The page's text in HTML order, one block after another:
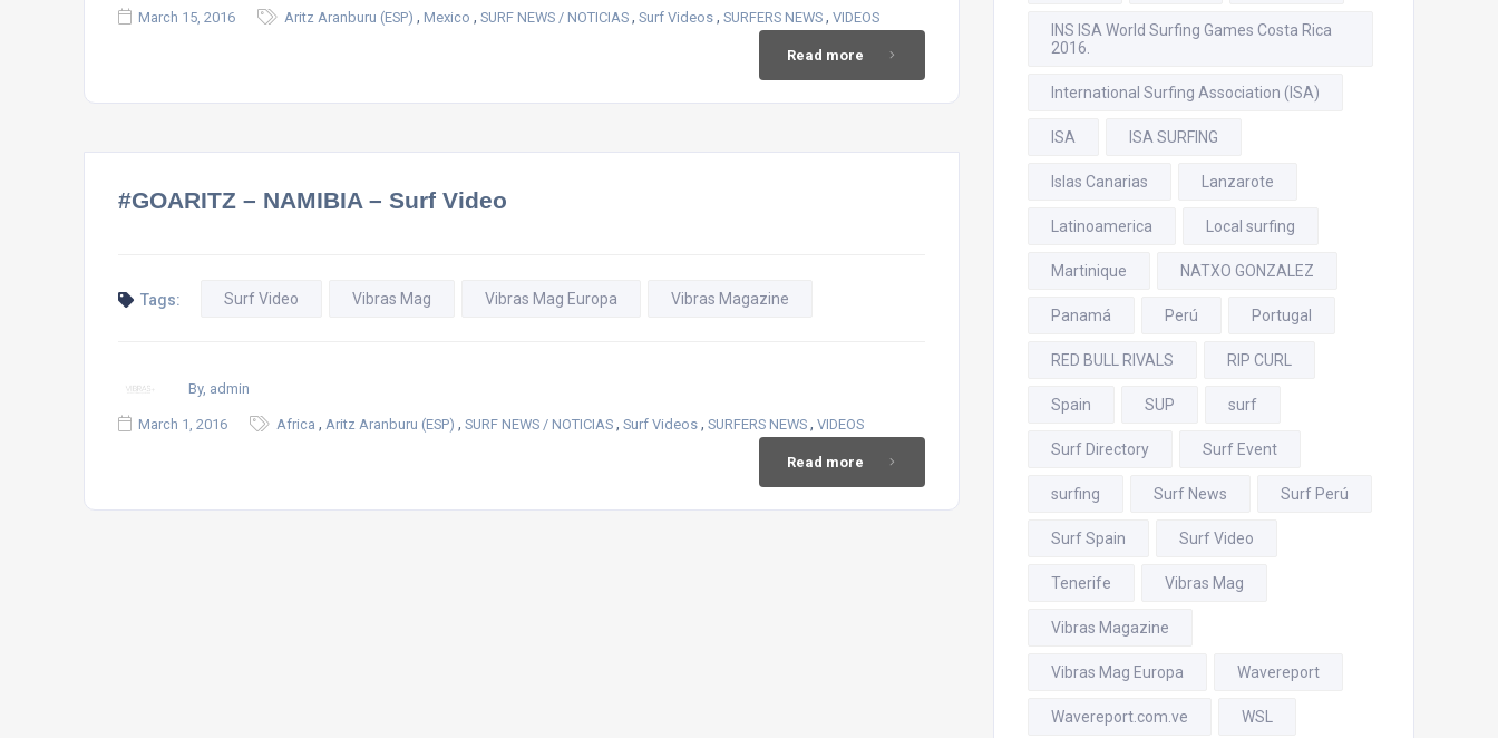
March 15, 2016 Aritz Aranburu (ESP) , Mexico , SURF NEWS / NOTICIAS , Surf Videos , SURFERS NEWS , VIDEOS
Read more
#GOARITZ – NAMIBIA – Surf Video
Tags: Surf Video Vibras Mag Vibras Mag Europa Vibras Magazine
By, admin
March 1, 2016 Africa , Aritz Aranburu (ESP) , SURF NEWS / NOTICIAS , Surf Videos , SURFERS NEWS , VIDEOS
Read more
INS ISA World Surfing Games Costa Rica
2016.
International Surfing Association (ISA)
ISA ISA SURFING
Islas Canarias Lanzarote
Latinoamerica Local surfing
Martinique NATXO GONZALEZ
Panamá Perú Portugal
RED BULL RIVALS RIP CURL
Spain SUP surf
Surf Directory Surf Event
surfing Surf News Surf Perú
Surf Spain Surf Video
Tenerife Vibras Mag
Vibras Magazine
Vibras Mag Europa Wavereport
Wavereport.com.ve WSL